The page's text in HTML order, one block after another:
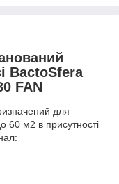
BactoSfera
FAN
для
60 м2 в присутності